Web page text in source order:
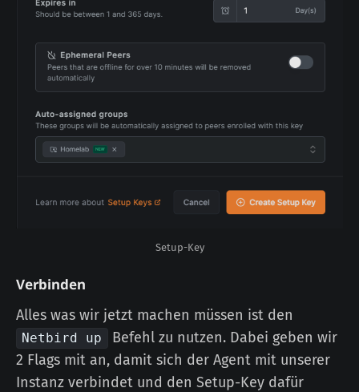
Setup-Key
Verbinden
Alles was wir jetzt machen müssen ist den
Netbird up
Befehl zu nutzen. Dabei geben wir
2 Flags mit an, damit sich der Agent mit unserer
Instanz verbindet und den Setup-Key dafür